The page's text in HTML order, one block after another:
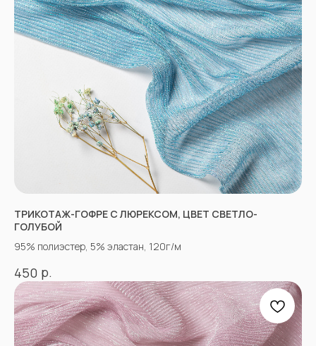
ТРИКОТАЖ-ГОФРЕ С ЛЮРЕКСОМ, ЦВЕТ СВЕТЛО-
ГОЛУБОЙ
95% полиэстер, 5% эластан, 120г/м
450 р.
ПРОЧЕЕ
Новинки
Распродажа
Ткани для детей
Ткани для верхней одежды
Ткани для летней одежды
Ткани для спортивной одежды
Ткани для мусульманской одежды
Ткани для нарядной одежды
Возврат
Вопросы-ответы
Блог
Контакты
Договор оферты